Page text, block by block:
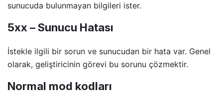
sunucuda bulunmayan bilgileri ister.
5xx – Sunucu Hatası
İstekle ilgili bir sorun ve sunucudan bir hata var. Genel
olarak, geliştiricinin görevi bu sorunu çözmektir.
Normal mod kodları